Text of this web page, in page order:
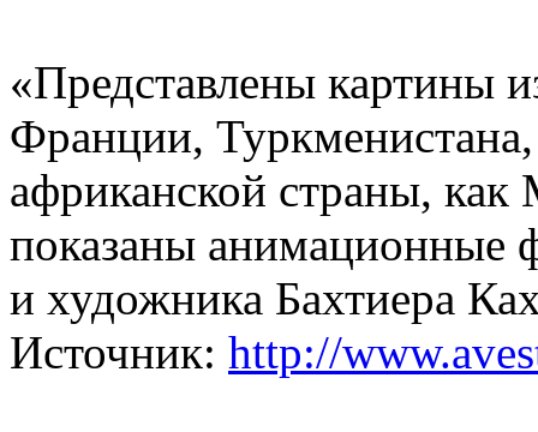
«Представлены картины
Франции,
африканской страны,
показаны анимационные
и художника Бахтиера
Источник: http://